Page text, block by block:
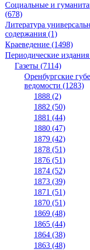
Социальные и
(678)
Литература
содержания (1)
Краеведение (1498)
Периодические
Газеты (7114)
Оренбургские
ведомости (1283)
1888 (2)
1882 (50)
1881 (44)
1880 (47)
1879 (42)
1878 (51)
1876 (51)
1874 (52)
1873 (39)
1871 (51)
1870 (51)
1869 (48)
1865 (44)
1864 (38)
1863 (48)